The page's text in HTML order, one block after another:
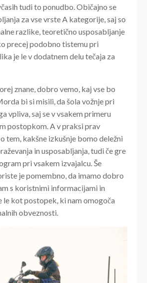
tudi to ponudbo. Običajno se
za vse vrste A kategorije, saj so
razlike, teoretično usposabljanje
precej podobno tistemu pri
je le v dodatnem delu tečaja za
znane, dobro vemo, kaj vse bo
bi si misili, da šola vožnje pri
vpliva, saj se v vsakem primeru
postopkom. A v praksi prav
tem, kakšne izkušnje bomo deležni
in usposabljanja, tudi če gre
pri vsakem izvajalcu. Še
je pomembno, da imamo dobro
s koristnimi informacijami in
le kot postopek, ki nam omogoča
obveznosti.